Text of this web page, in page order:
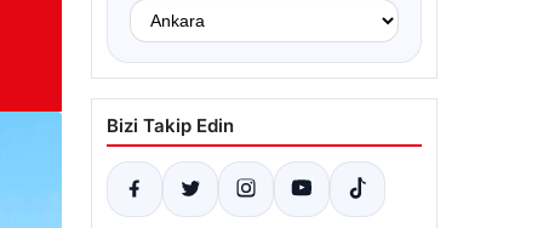
Bizi Takip Edin